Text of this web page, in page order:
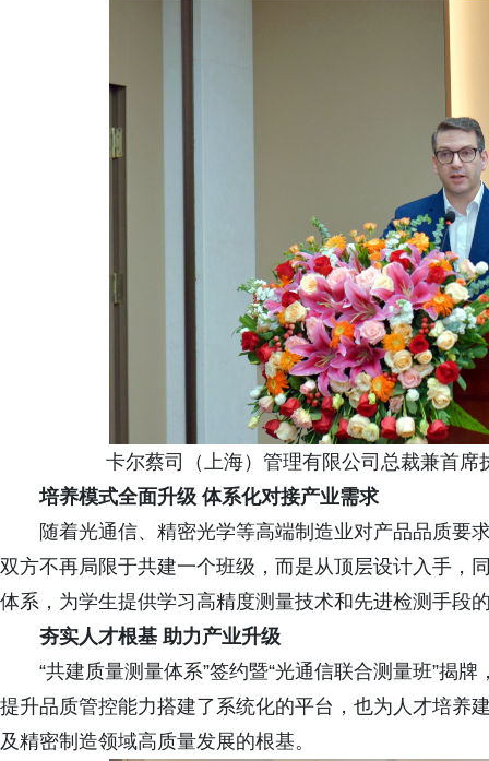
卡尔蔡司（上海）管理有限公司总裁兼首
培养模式全面升级 体系化对接产业需求
随着光通信、精密光学等高端制造业对产品品质要
双方不再局限于共建一个班级，而是从顶层设计入手，
体系，为学生提供学习高精度测量技术和先进检测手段
夯实人才根基 助力产业升级
“共建质量测量体系”签约暨“光通信联合测量班”揭
提升品质管控能力搭建了系统化的平台，也为人才培养
及精密制造领域高质量发展的根基。